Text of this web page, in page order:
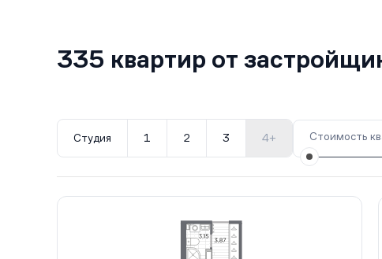
335 квартир от
Студия 1 2 3 4+ Стоимость
Все корпуса 611 73 кв. II кв. 2028 63171 кв.